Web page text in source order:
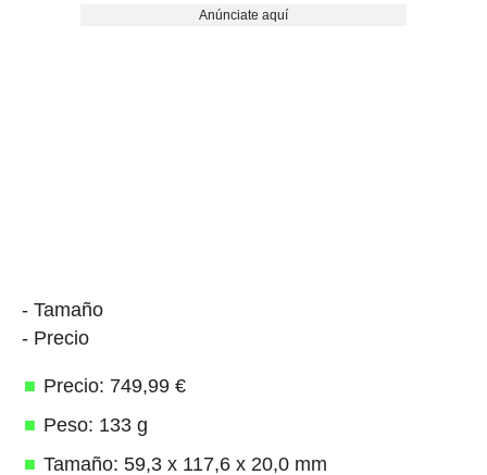
Anúnciate aquí
- Tamaño
- Precio
Precio: 749,99 €
Peso: 133 g
Tamaño: 59,3 x 117,6 x 20,0 mm